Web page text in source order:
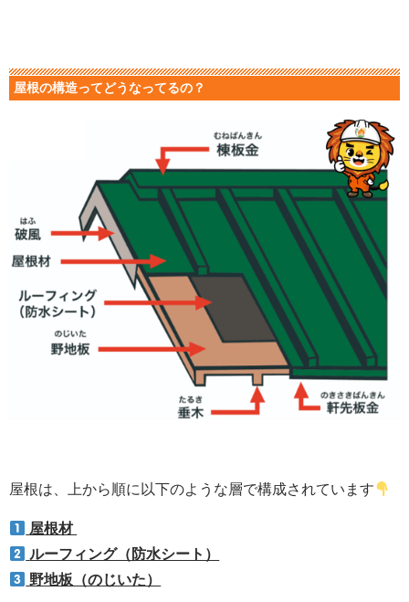
屋根の構造ってどうなってるの？
屋根は、上から順に以下のような層で構成されています
屋根材
ルーフィング（防水シート）
野地板（のじいた）